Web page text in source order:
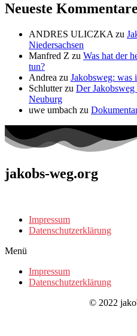
Neueste Kommentare
ANDRES ULICZKA zu
Niedersachsen
Manfred Z zu Was hat der
tun?
Andrea zu Jakobsweg: was
Schlutterzu Der
Neuburg
uwe umbach zu
jakobs-weg.org
Impressum
Datenschutzerklärung
Menü
Impressum
Datenschutzerklärung
© 2022